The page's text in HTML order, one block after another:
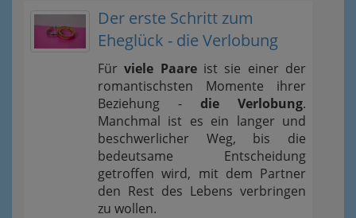
Der erste Schritt zum
Eheglück - die Verlobung
Fürviele Paareist sie einer der
romantischsten Momente ihrer
Beziehung - die Verlobung.
Manchmal ist es ein langer und
beschwerlicher Weg, bis die
bedeutsame Entscheidung
getroffen wird, mit dem Partner
den Rest des Lebens verbringen
zu wollen.